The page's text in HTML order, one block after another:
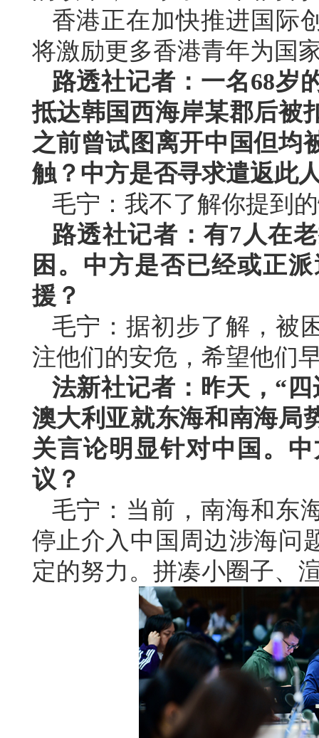
香港正在加快推进国际
将激励更多香港青年为国
路透社记者：一名68岁
抵达韩国西海岸某郡后被
之前曾试图离开中国但均
触？中方是否寻求遣返此
毛宁：我不了解你提到
路透社记者：有7人在
困。中方是否已经或正
援？
毛宁：据初步了解，被
注他们的安危，希望他们
法新社记者：昨天，“
澳大利亚就东海和南海局
关言论明显针对中国。
议？
毛宁：当前，南海和东
停止介入中国周边涉海问
定的努力。拼凑小圈子、